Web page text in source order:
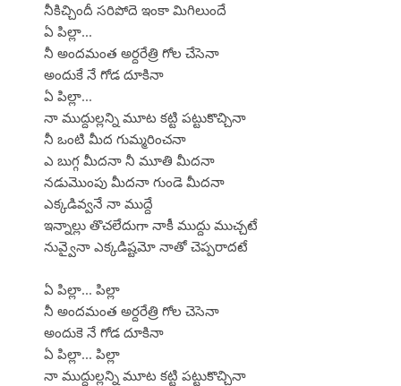
నీకిచ్చిందీ సరిపోదె ఇంకా మిగిలుందే
ఏ పిల్లా...
నీ అందమంత అర్దరేత్రి గోల చేసెనా
అందుకే నే గోడ దూకినా
ఏ పిల్లా...
నా ముద్దుల్లన్ని మూట కట్టి పట్టుకొచ్చినా
నీ ఒంటి మీద గుమ్మరించనా
ఎ బుగ్గ మీదనా నీ మూతి మీదనా
నడుమొంపు మీదనా గుండె మీదనా
ఎక్కడివ్వనే నా ముద్దే
ఇన్నాల్లు తొచలేదుగా నాకీ ముద్దు ముచ్చటే
నువ్వైనా ఎక్కడిష్టమో నాతో చెప్పరాదటే
ఏ పిల్లా... పిల్లా
నీ అందమంత అర్దరేత్రి గోల చెసెనా
అందుకె నే గోడ దూకినా
ఏ పిల్లా... పిల్లా
నా ముద్దుల్లన్ని మూట కట్టి పట్టుకొచ్చినా